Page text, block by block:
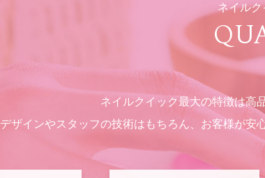
ネイル
ネイルクイック最大の特徴は高
デザインやスタッフの技術はもちろん、お客様が安